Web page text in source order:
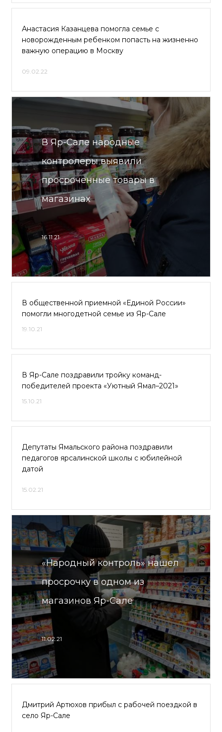
Анастасия Казанцева помогла семье с
новорожденным ребенком попасть на жизненно
важную операцию в Москву
09.02.22
В Яр-Сале народные
контролеры выявили
просроченные товары в
магазинах
16.11.21
В общественной приемной «Единой России»
помогли многодетной семье из Яр-Сале
19.10.21
В Яр-Сале поздравили тройку команд-
победителей проекта «Уютный Ямал–2021»
15.10.21
Депутаты Ямальского района поздравили
педагогов ярсалинской школы с юбилейной
датой
15.02.21
«Народный контроль» нашел
просрочку в одном из
магазинов Яр-Сале
11.02.21
Дмитрий Артюхов прибыл с рабочей поездкой в
село Яр-Сале